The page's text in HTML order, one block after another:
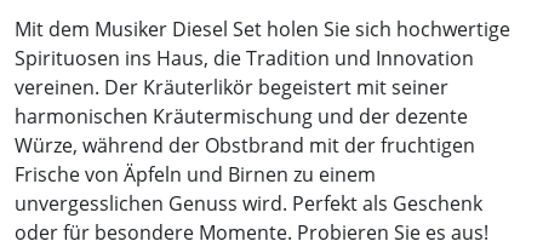
Mit dem Musiker Diesel Set holen Sie sich hochwertige
Spirituosen ins Haus, die Tradition und Innovation
vereinen. Der Kräuterlikör begeistert mit seiner
harmonischen Kräutermischung und der dezente
Würze, während der Obstbrand mit der fruchtigen
Frische von Äpfeln und Birnen zu einem
unvergesslichen Genuss wird. Perfekt als Geschenk
oder für besondere Momente. Probieren Sie es aus!